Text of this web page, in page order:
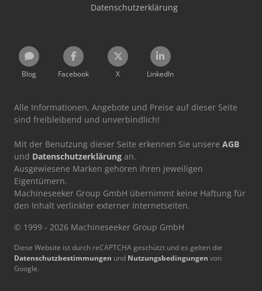
Datenschutzerklärung
Blog Facebook X LinkedIn
Alle Informationen, Angebote und Preise auf dieser Seite
sind freibleibend und unverbindlich!
Mit der Benutzung dieser Seite erkennen Sie unsere AGB
und Datenschutzerklärung an.
Ausgewiesene Marken gehören ihren jeweiligen
Eigentümern.
Machineseeker Group GmbH übernimmt keine Haftung für
den Inhalt verlinkter externer Internetseiten.
© 1999 - 2026 Machineseeker Group GmbH
Diese Website ist durch reCAPTCHA geschützt und es gelten die
Datenschutzbestimmungen und Nutzungsbedingungen von
Google.